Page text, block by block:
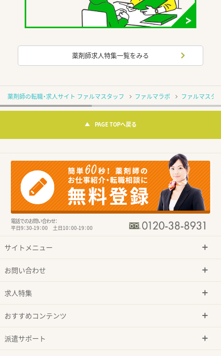
薬剤師求人特集一覧をみる
薬剤師の転職・求人サイト ファルマスタッフ ファルマラボ ファルマスタ
PAGE TOPへ戻る
電話でのお問い合わせ：
平日9：30-19：00 土日10：00-19：00
サイトメニュー
お問い合わせ
求人特集
おすすめコンテンツ
派遣サポート